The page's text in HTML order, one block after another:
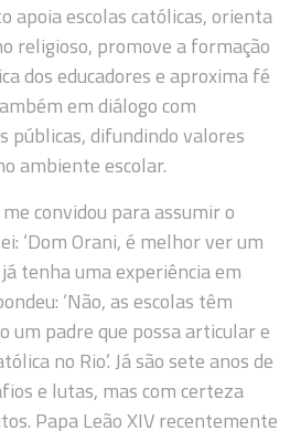
apoia escolas católicas, orienta
religioso, promove a formação
dos educadores e aproxima fé
em diálogo com
públicas, difundindo valores
ambiente escolar.
convidou para assumir o
‘Dom Orani, é melhor ver um
tenha uma experiência em
‘Não, as escolas têm
um padre que possa articular e
no Rio’. Já são sete anos de
e lutas, mas com certeza
Papa Leão XIV recentemente